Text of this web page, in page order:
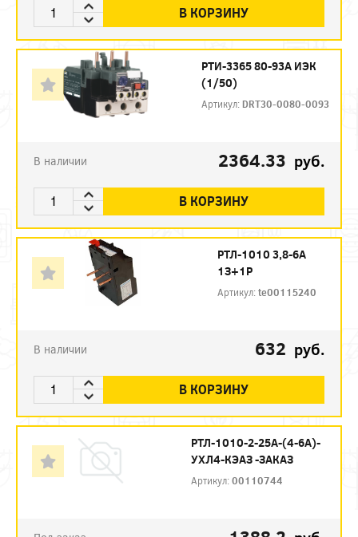
В КОРЗИНУ
РТИ-3365 80-93А ИЭК
(1/50)
Артикул:DRT30-0080-0093
В наличии 2364.33 руб.
В КОРЗИНУ
РТЛ-1010 3,8-6А
1З+1Р
Артикул:te00115240
В наличии 632 руб.
В КОРЗИНУ
РТЛ-1010-2-25А-(4-6А)-
УХЛ4-КЭАЗ -ЗАКАЗ
Артикул:00110744